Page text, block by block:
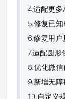
4.适配更多
5.修复已知
6.修复用户
7.适配圆形
8.优化微信
9.新增无障
10.自定义